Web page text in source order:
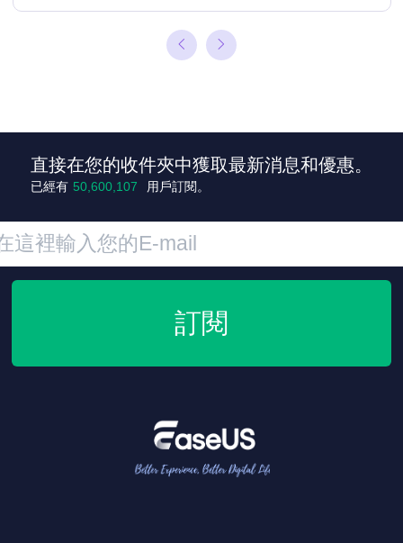
直接在您的收件夾中獲取最新消息和優惠。
已經有 50,600,108 用戶訂閱。
訂閱